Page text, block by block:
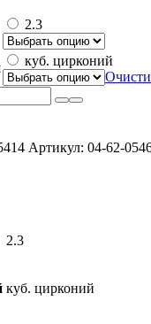
2.3
куб. цирконий
Артикул: 04-62-
2.3
куб. цирконий